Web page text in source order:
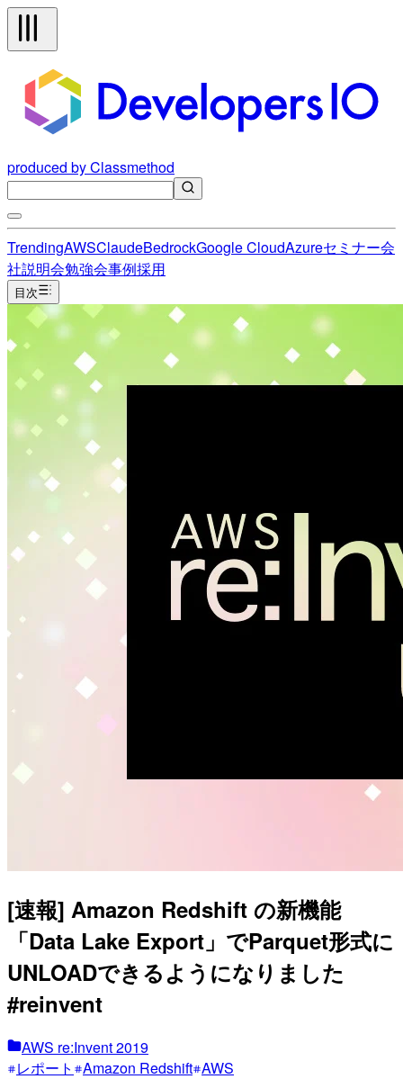
produced by Classmethod
TrendingAWSClaudeBedrockGoogle CloudAzureセミナー会
社説明会勉強会事例採用
目次
[速報] Amazon Redshift の新機能
「Data Lake Export」でParquet形式に
UNLOADできるようになりました
#reinvent
AWS re:Invent 2019
レポート
Amazon Redshift AWS